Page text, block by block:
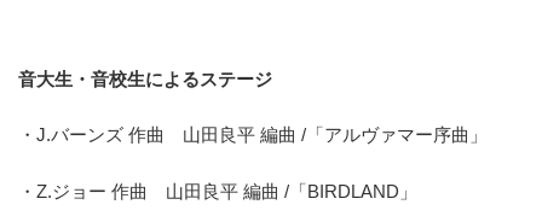
音大生・音校生によるステージ
・J.バーンズ 作曲 山田良平 編曲 /「アルヴァマー序曲」
・Z.ジョー 作曲 山田良平 編曲 /「BIRDLAND」